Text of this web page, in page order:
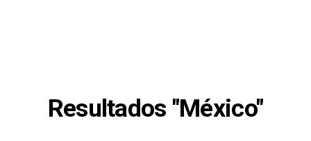
Resultados "México"